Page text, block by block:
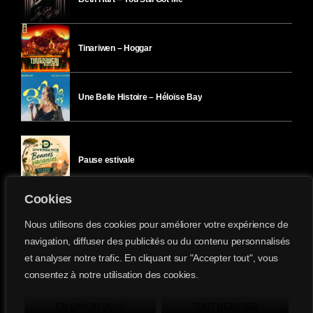
Cookies
Nous utilisons des cookies pour améliorer votre expérience de
navigation, diffuser des publicités ou du contenu personnalisés
et analyser notre trafic. En cliquant sur "Accepter tout", vous
consentez à notre utilisation des cookies.
Tinariwen – Hoggar
Une Belle Histoire – Héloïse Bay
Pause estivale
Ici l’Ombre – mardi 28 juillet